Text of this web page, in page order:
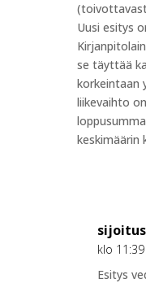
Uusi esitys
se täyttää
korkeintaan
liikevaihto
keskimäärin
klo
Esitys